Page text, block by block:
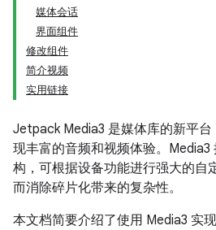
媒体会话
界面组件
修改组件
简介视频
实用链接
Jetpack Media3 是媒体库的新平
现丰富的音频和视频体验。Media3
构，可根据设备功能进行强大的自
而消除碎片化带来的复杂性。
本文档简要介绍了使用 Media3 实